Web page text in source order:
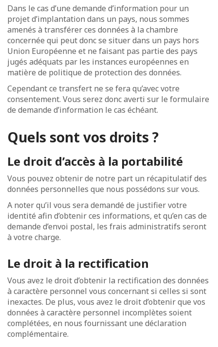
Dans le cas d’une demande d’information pour un
projet d’implantation dans un pays, nous sommes
amenés à transférer ces données à la chambre
concernée qui peut donc se situer dans un pays hors
Union Européenne et ne faisant pas partie des pays
jugés adéquats par les instances européennes en
matière de politique de protection des données.
Cependant ce transfert ne se fera qu’avec votre
consentement. Vous serez donc averti sur le formulaire
de demande d’information le cas échéant.
Quels sont vos droits ?
Le droit d’accès à la portabilité
Vous pouvez obtenir de notre part un récapitulatif des
données personnelles que nous possédons sur vous.
A noter qu’il vous sera demandé de justifier votre
identité afin d’obtenir ces informations, et qu’en cas de
demande d’envoi postal, les frais administratifs seront
à votre charge.
Le droit à la rectification
Vous avez le droit d’obtenir la rectification des données
à caractère personnel vous concernant si celles si sont
inexactes. De plus, vous avez le droit d’obtenir que vos
données à caractère personnel incomplètes soient
complétées, en nous fournissant une déclaration
complémentaire.